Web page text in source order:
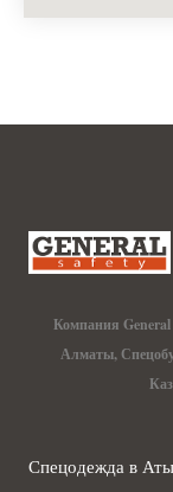
Компания
Алматы,
Спецодежда в